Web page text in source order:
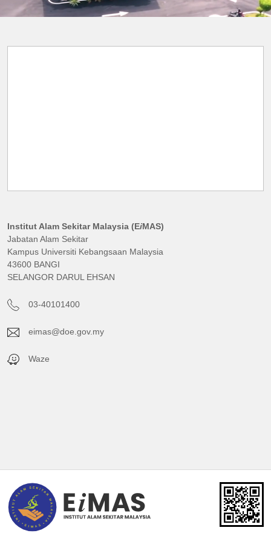
Institut Alam Sekitar Malaysia (EiMAS)
Jabatan Alam Sekitar
Kampus Universiti Kebangsaan Malaysia
43600 BANGI
SELANGOR DARUL EHSAN
03-40101400
eimas@doe.gov.my
Waze